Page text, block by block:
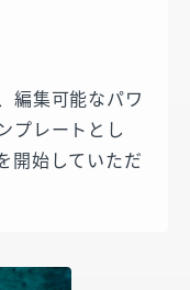
編集可能なパワ
プレートとし
開始していただ